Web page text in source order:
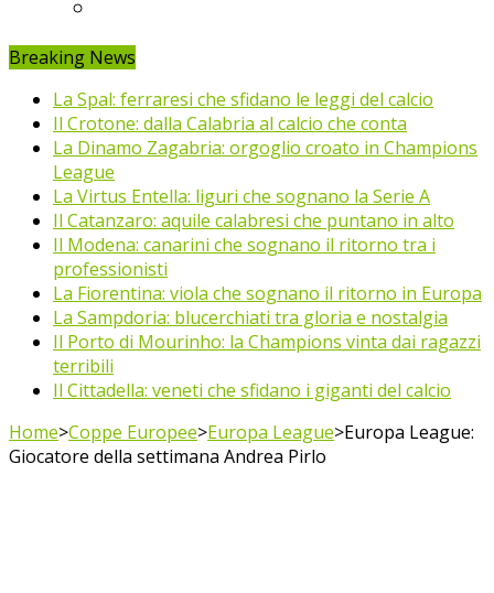
Breaking News
La Spal: ferraresi che sfidano le leggi del calcio
Il Crotone: dalla Calabria al calcio che conta
La Dinamo Zagabria: orgoglio croato in Champions
League
La Virtus Entella: liguri che sognano la Serie A
Il Catanzaro: aquile calabresi che puntano in alto
Il Modena: canarini che sognano il ritorno tra i
professionisti
La Fiorentina: viola che sognano il ritorno in Europa
La Sampdoria: blucerchiati tra gloria e nostalgia
Il Porto di Mourinho: la Champions vinta dai ragazzi
terribili
Il Cittadella: veneti che sfidano i giganti del calcio
Home>Coppe Europee>Europa League>Europa League:
Giocatore della settimana Andrea Pirlo